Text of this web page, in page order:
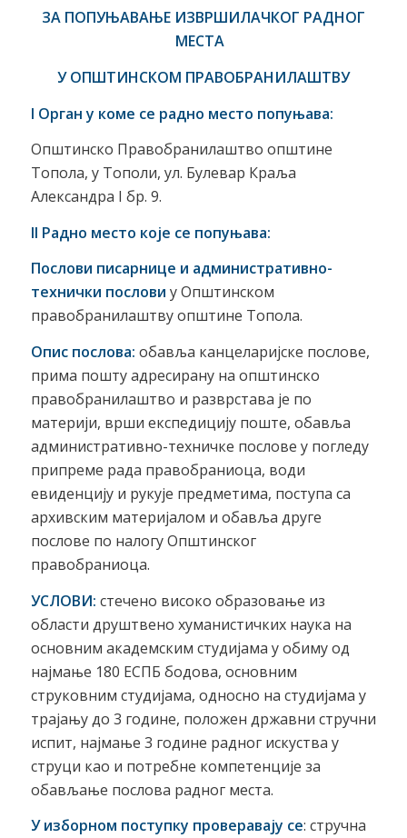
ЗА ПОПУЊАВАЊЕ ИЗВРШИЛАЧКОГ РАДНОГ
МЕСТА
У ОПШТИНСКОМ ПРАВОБРАНИЛАШТВУ
I Орган у коме се радно место попуњава:
Општинско Правобранилаштво општине
Топола, у Тополи, ул. Булевар Краља
Александра I бр. 9.
II Радно место које се попуњава:
Послови писарнице и административно-
технички послови у Општинском
правобранилаштву општине Топола.
Опис послова: обавља канцеларијске послове,
прима пошту адресирану на општинско
правобранилаштво и разврстава је по
материји, врши експедицију поште, обавља
административно-техничке послове у погледу
припреме рада правобраниоца, води
евиденцију и рукује предметима, поступа са
архивским материјалом и обавља друге
послове по налогу Општинског
правобраниоца.
УСЛОВИ: стечено високо образовање из
области друштвено хуманистичких наука на
основним академским студијама у обиму од
најмање 180 ЕСПБ бодова, основним
струковним студијама, односно на студијама у
трајању до 3 године, положен државни стручни
испит, најмање 3 године радног искуства у
струци као и потребне компетенције за
обављање послова радног места.
У изборном поступку проверавају се: стручна